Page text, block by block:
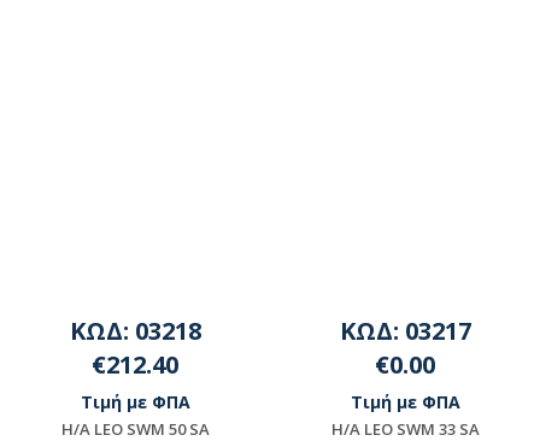
ΚΩΔ: 03218
€212.40
Τιμή με ΦΠΑ
H/A LEO SWΜ 50 SA
ΚΩΔ: 03217
€0.00
Τιμή με ΦΠΑ
H/A LEO SWΜ 33 SA